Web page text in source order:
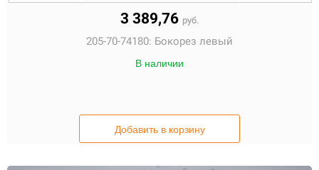
3 389,76 руб.
205-70-74180: Бокорез левый
В наличии
Добавить в корзину